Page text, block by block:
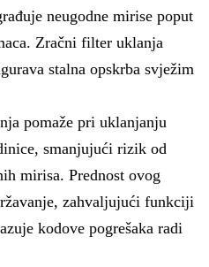
neugodne mirise poput
Zračni filter uklanja
stalna opskrba svježim
pomaže pri uklanjanju
smanjujući rizik od
mirisa. Prednost ovog
zahvaljujući funkciji
kodove pogrešaka radi